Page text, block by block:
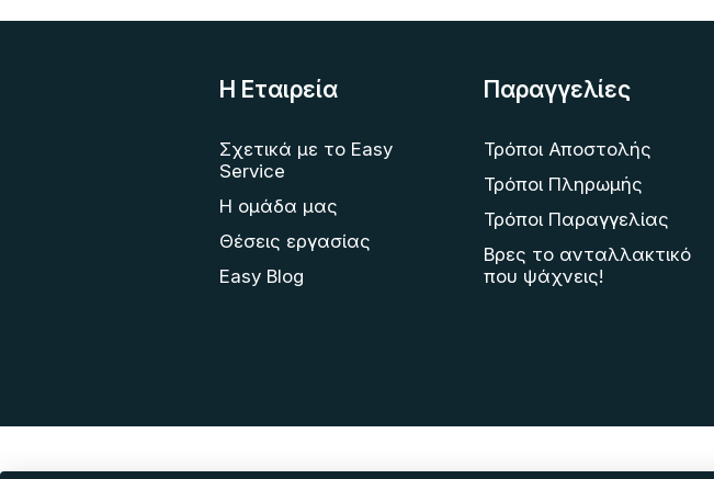
Η Eταιρεία
Σχετικά με το Easy
Service
Η ομάδα μας
Θέσεις εργασίας
Easy Blog
Παραγγελίες
Τρόποι Αποστολής
Τρόποι Πληρωμής
Τρόποι Παραγγελίας
Βρες το ανταλλακτικό
που ψάχνεις!